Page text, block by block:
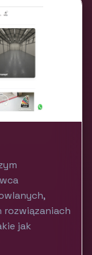
rozwiązaniach
jak